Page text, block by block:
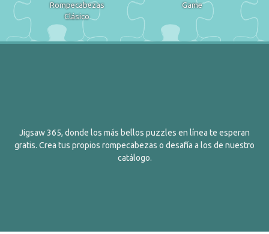
Rompecabezas
Clásico
Game
Jigsaw 365, donde los más bellos puzzles en línea te esperan
gratis. Crea tus propios rompecabezas o desafía a los de nuestro
catálogo.